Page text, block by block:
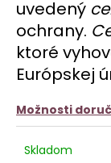
uvedený
ochrany.
ktoré
Európskej
Možnosti
Skladom
ČERVENÉ
€13,90